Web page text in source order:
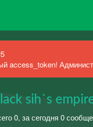
access_token!
sih`s
0, за сегодня 0